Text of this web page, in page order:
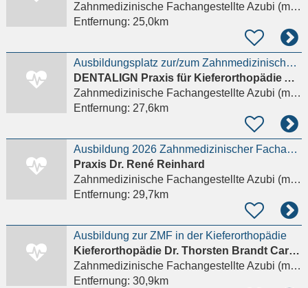
Zahnmedizinische Fachangestellte Azubi (m/w/d)
Entfernung: 25,0km
Ausbildungsplatz zur/zum Zahnmedizinischen Fachangestellten (m/w/d) - Praxis in Frankfurt
DENTALIGN Praxis für Kieferorthopädie Ah-Rum Kim
Zahnmedizinische Fachangestellte Azubi (m/w/d)
Entfernung: 27,6km
Ausbildung 2026 Zahnmedizinischer Fachangestellter m/w/d - WIESBADEN-BIEBRICH
Praxis Dr. René Reinhard
Zahnmedizinische Fachangestellte Azubi (m/w/d)
Entfernung: 29,7km
Ausbildung zur ZMF in der Kieferorthopädie
Kieferorthopädie Dr. Thorsten Brandt Carmen Gunkel M.Sc.
Zahnmedizinische Fachangestellte Azubi (m/w/d)
Entfernung: 30,9km